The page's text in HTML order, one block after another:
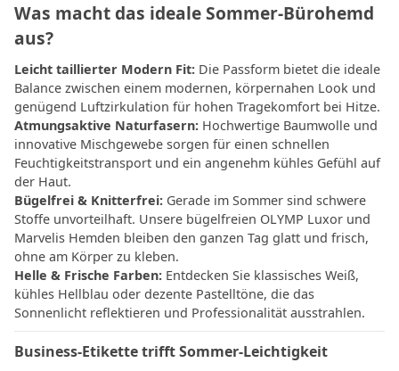
Was macht das ideale Sommer-Bürohemd
aus?
Leicht taillierter Modern Fit: Die Passform bietet die ideale
Balance zwischen einem modernen, körpernahen Look und
genügend Luftzirkulation für hohen Tragekomfort bei Hitze.
Atmungsaktive Naturfasern: Hochwertige Baumwolle und
innovative Mischgewebe sorgen für einen schnellen
Feuchtigkeitstransport und ein angenehm kühles Gefühl auf
der Haut.
Bügelfrei & Knitterfrei: Gerade im Sommer sind schwere
Stoffe unvorteilhaft. Unsere bügelfreien OLYMP Luxor und
Marvelis Hemden bleiben den ganzen Tag glatt und frisch,
ohne am Körper zu kleben.
Helle & Frische Farben: Entdecken Sie klassisches Weiß,
kühles Hellblau oder dezente Pastelltöne, die das
Sonnenlicht reflektieren und Professionalität ausstrahlen.
Business-Etikette trifft Sommer-Leichtigkeit